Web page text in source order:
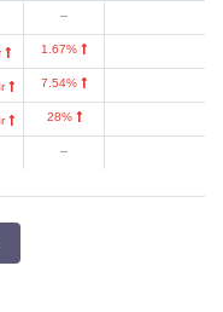
--
1.67%
7.54%
28%
--